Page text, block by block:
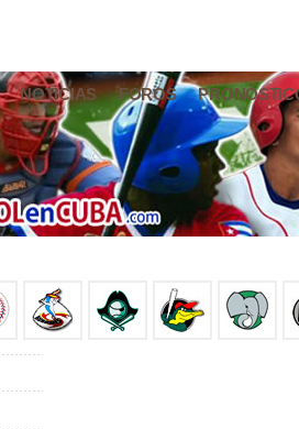
NOTICIAS FOROS